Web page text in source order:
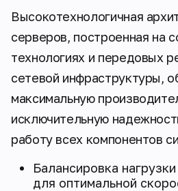
Высокотехнологичная
серверов, построенная на
технологиях и передовых
сетевой инфраструктуры,
максимальную
исключительную
работу всех компонентов
Балансировка
для оптимальной